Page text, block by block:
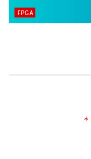
‫‪FPGA‬‬
*